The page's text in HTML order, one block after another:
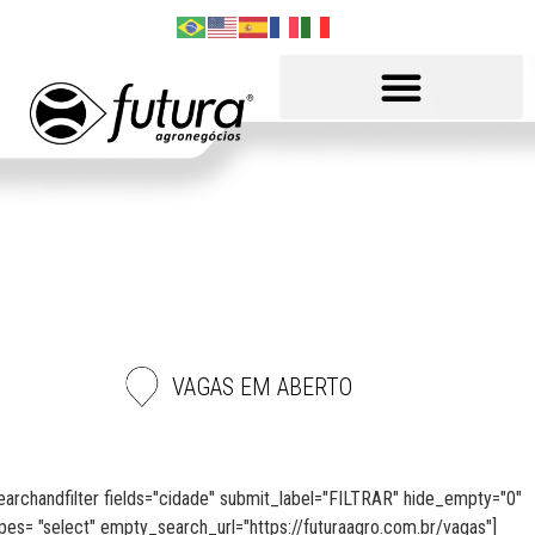
VAGAS EM ABERTO
fields="cidade" submit_label="FILTRAR" hide_empty="0"
"select" empty_search_url="https://futuraagro.com.br/vagas"]